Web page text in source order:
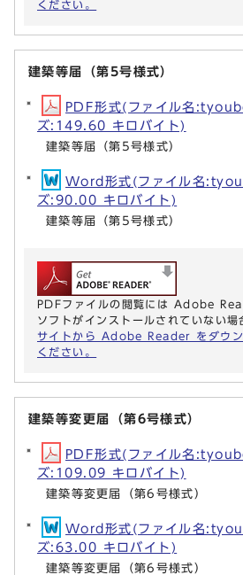
ください。
建築等届（第5号様式）
PDF形式(ファイル名
ズ:149.60 キロバイト)
建築等届（第5号様式）
Word形式(ファイル名
ズ:90.00 キロバイト)
建築等届（第5号様式）
PDFファイルの閲覧には Adobe
ソフトがインストールされていない場
サイトから Adobe Reader をダウン
ください。
建築等変更届（第6号様式）
PDF形式(ファイル名
ズ:109.09 キロバイト)
建築等変更届（第6号様式）
Word形式(ファイル名
ズ:63.00 キロバイト)
建築等変更届（第6号様式）